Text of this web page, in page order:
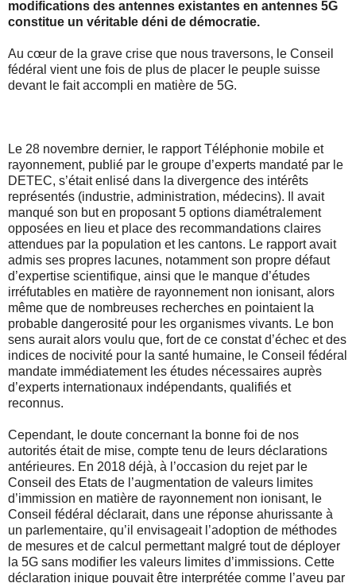
modifications des antennes existantes en antennes 5G
constitue un véritable déni de démocratie.
Au cœur de la grave crise que nous traversons, le Conseil
fédéral vient une fois de plus de placer le peuple suisse
devant le fait accompli en matière de 5G.
Le 28 novembre dernier, le rapport Téléphonie mobile et
rayonnement, publié par le groupe d’experts mandaté par le
DETEC, s’était enlisé dans la divergence des intérêts
représentés (industrie, administration, médecins). Il avait
manqué son but en proposant 5 options diamétralement
opposées en lieu et place des recommandations claires
attendues par la population et les cantons. Le rapport avait
admis ses propres lacunes, notamment son propre défaut
d’expertise scientifique, ainsi que le manque d’études
irréfutables en matière de rayonnement non ionisant, alors
même que de nombreuses recherches en pointaient la
probable dangerosité pour les organismes vivants. Le bon
sens aurait alors voulu que, fort de ce constat d’échec et des
indices de nocivité pour la santé humaine, le Conseil fédéral
mandate immédiatement les études nécessaires auprès
d’experts internationaux indépendants, qualifiés et
reconnus.
Cependant, le doute concernant la bonne foi de nos
autorités était de mise, compte tenu de leurs déclarations
antérieures. En 2018 déjà, à l’occasion du rejet par le
Conseil des Etats de l’augmentation de valeurs limites
d’immission en matière de rayonnement non ionisant, le
Conseil fédéral déclarait, dans une réponse ahurissante à
un parlementaire, qu’il envisageait l’adoption de méthodes
de mesures et de calcul permettant malgré tout de déployer
la 5G sans modifier les valeurs limites d’immissions. Cette
déclaration inique pouvait être interprétée comme l’aveu par